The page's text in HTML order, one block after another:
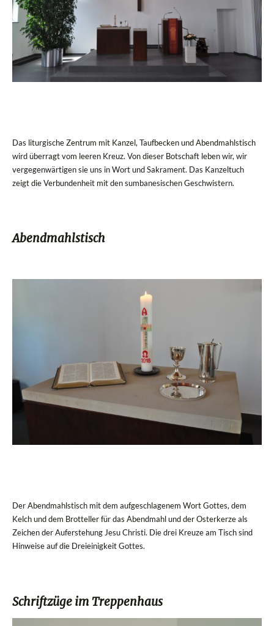
Das liturgische Zentrum mit Kanzel, Taufbecken und Abendmahlstisch
wird überragt vom leeren Kreuz. Von dieser Botschaft leben wir, wir
vergegenwärtigen sie uns in Wort und Sakrament. Das Kanzeltuch
zeigt die Verbundenheit mit den sumbanesischen Geschwistern.
Abendmahlstisch
Der Abendmahlstisch mit dem aufgeschlagenem Wort Gottes, dem
Kelch und dem Brotteller für das Abendmahl und der Osterkerze als
Zeichen der Auferstehung Jesu Christi. Die drei Kreuze am Tisch sind
Hinweise auf die Dreieinigkeit Gottes.
Schriftzüge im Treppenhaus